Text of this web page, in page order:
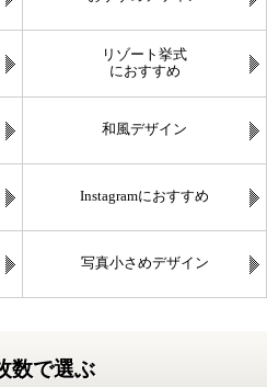
リゾート挙式
におすすめ
和風デザイン
Instagramにおすすめ
写真小さめデザイン
数で選ぶ